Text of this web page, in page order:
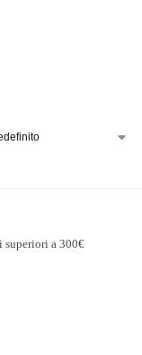
a 300€